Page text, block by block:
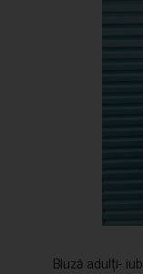
Bluză adulți-